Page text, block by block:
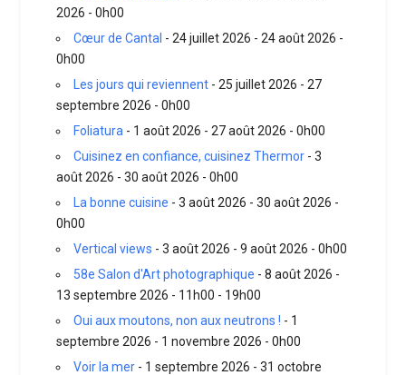
2026 - 0h00
Cœur de Cantal - 24 juillet 2026 - 24 août 2026 -
0h00
Les jours qui reviennent - 25 juillet 2026 - 27
septembre 2026 - 0h00
Foliatura - 1 août 2026 - 27 août 2026 - 0h00
Cuisinez en confiance, cuisinez Thermor - 3
août 2026 - 30 août 2026 - 0h00
La bonne cuisine - 3 août 2026 - 30 août 2026 -
0h00
Vertical views - 3 août 2026 - 9 août 2026 - 0h00
58e Salon d'Art photographique - 8 août 2026 -
13 septembre 2026 - 11h00 - 19h00
Oui aux moutons, non aux neutrons ! - 1
septembre 2026 - 1 novembre 2026 - 0h00
Voir la mer - 1 septembre 2026 - 31 octobre